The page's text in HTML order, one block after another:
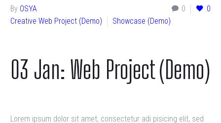
0 0
By OSYA
Creative Web Project (Demo)
Showcase (Demo)
03 Jan: Web Project (Demo)
Lorem ipsum dolor sit amet, consectetur adi pisicing elit, sed